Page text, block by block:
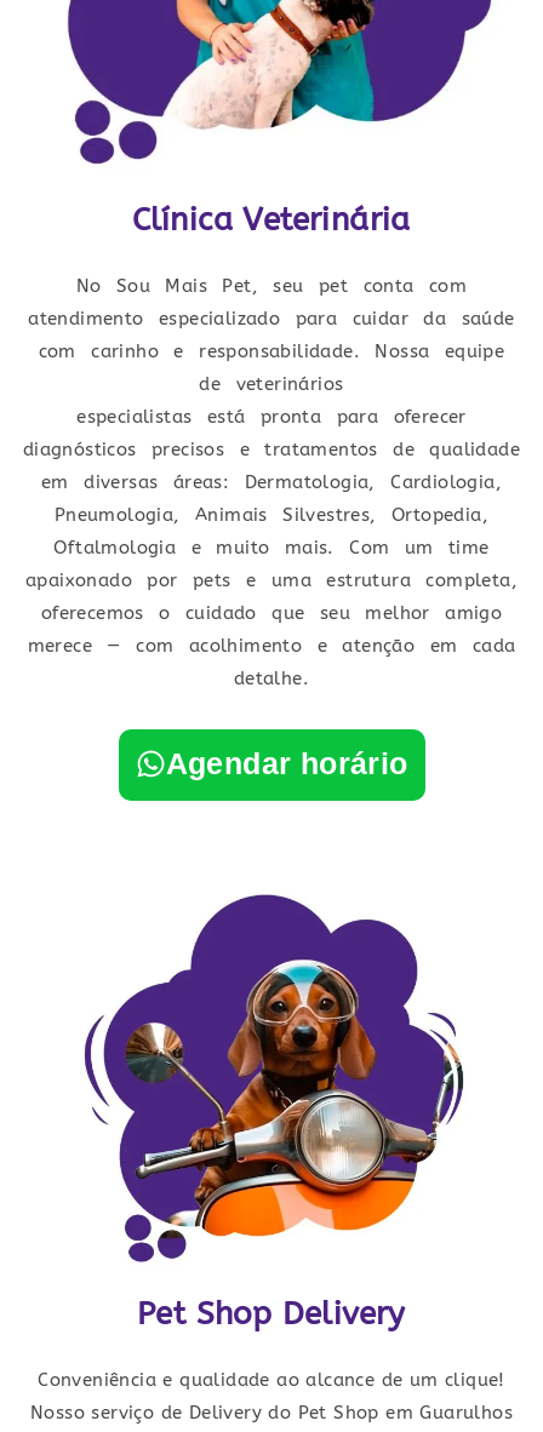
Clínica Veterinária
No Sou Mais Pet, seu pet conta com
atendimento especializado para cuidar da saúde
com carinho e responsabilidade. Nossa equipe
de veterinários
especialistas está pronta para oferecer
diagnósticos precisos e tratamentos de qualidade
em diversas áreas: Dermatologia, Cardiologia,
Pneumologia, Animais Silvestres, Ortopedia,
Oftalmologia e muito mais. Com um time
apaixonado por pets e uma estrutura completa,
oferecemos o cuidado que seu melhor amigo
merece — com acolhimento e atenção em cada
detalhe.
Agendar horário
Pet Shop Delivery
Conveniência e qualidade ao alcance de um clique!
Nosso serviço de Delivery do Pet Shop em Guarulhos